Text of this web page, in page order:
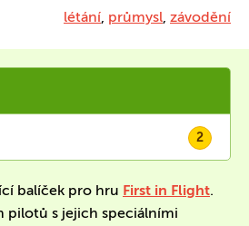
létání, průmysl, závodění
2
balíček pro hru First in Flight.
pilotů s jejich speciálními